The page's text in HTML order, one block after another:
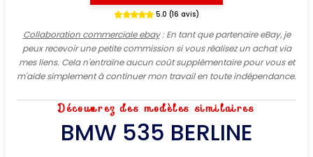
5.0 (16 avis)
Collaboration commerciale ebay: En tant que partenaire eBay, je
peux recevoir une petite commission si vous réalisez un achat via
mes liens. Cela n'entraîne aucun coût supplémentaire pour vous et
m'aide simplement à continuer mon travail en toute indépendance.
Découvrez des modèles similaires
BMW 535 BERLINE